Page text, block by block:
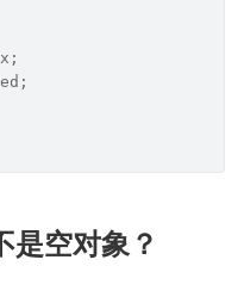
是空对象？